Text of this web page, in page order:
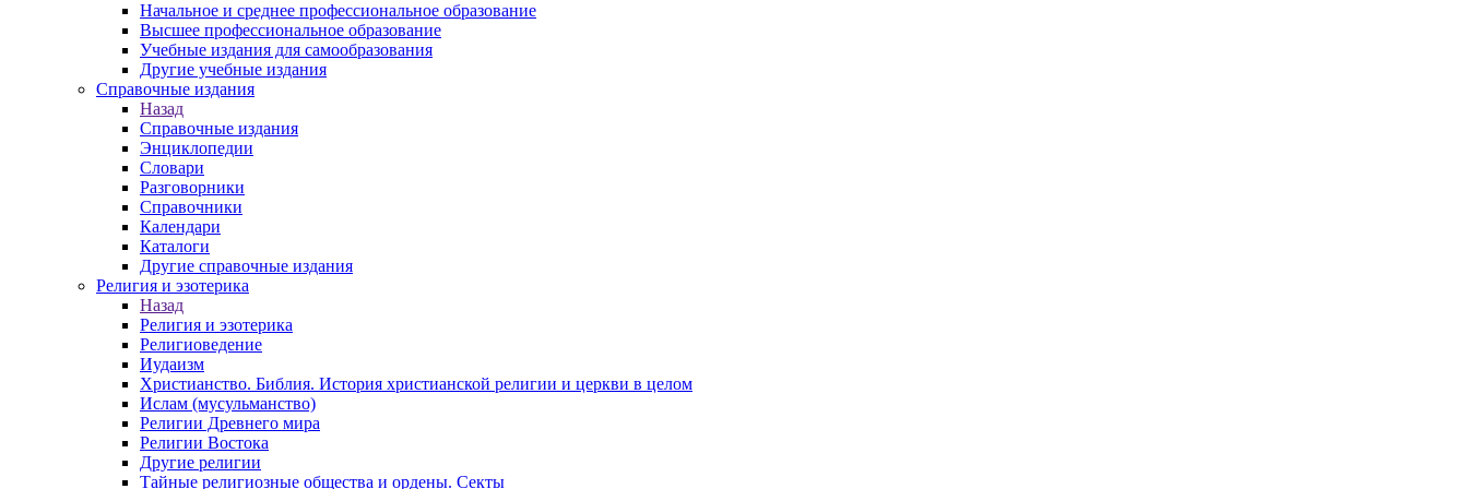
Начальное и среднее профессиональное образование
Высшее профессиональное образование
Учебные издания для самообразования
Другие учебные издания
Справочные издания
Назад
Справочные издания
Энциклопедии
Словари
Разговорники
Справочники
Календари
Каталоги
Другие справочные издания
Религия и эзотерика
Назад
Религия и эзотерика
Религиоведение
Иудаизм
Христианство. Библия. История христианской религии и церкви в целом
Ислам (мусульманство)
Религии Древнего мира
Религии Востока
Другие религии
Тайные религиозные общества и ордены. Секты